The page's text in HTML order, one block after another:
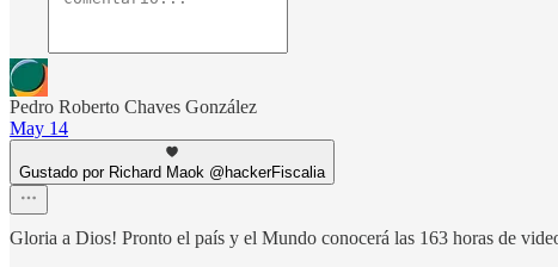
Pedro Roberto Chaves González
May 14
Gustado por Richard Maok @hackerFiscalia
Gloria a Dios! Pronto el país y el Mundo conocerá las 163 horas de